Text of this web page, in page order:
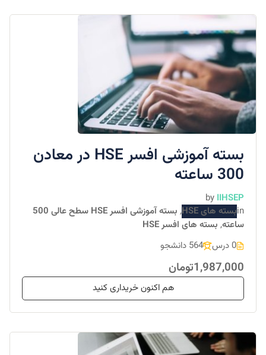
بسته آموزشی افسر HSE در معادن
300 ساعته
by IIHSEP
inبسته های HSE ,
بسته آموزشی افسر HSE سطح عالی 500
ساعته, بسته های افسر HSE
0 درس
564 دانشجو
1,987,000تومان
هم اکنون خریداری کنید